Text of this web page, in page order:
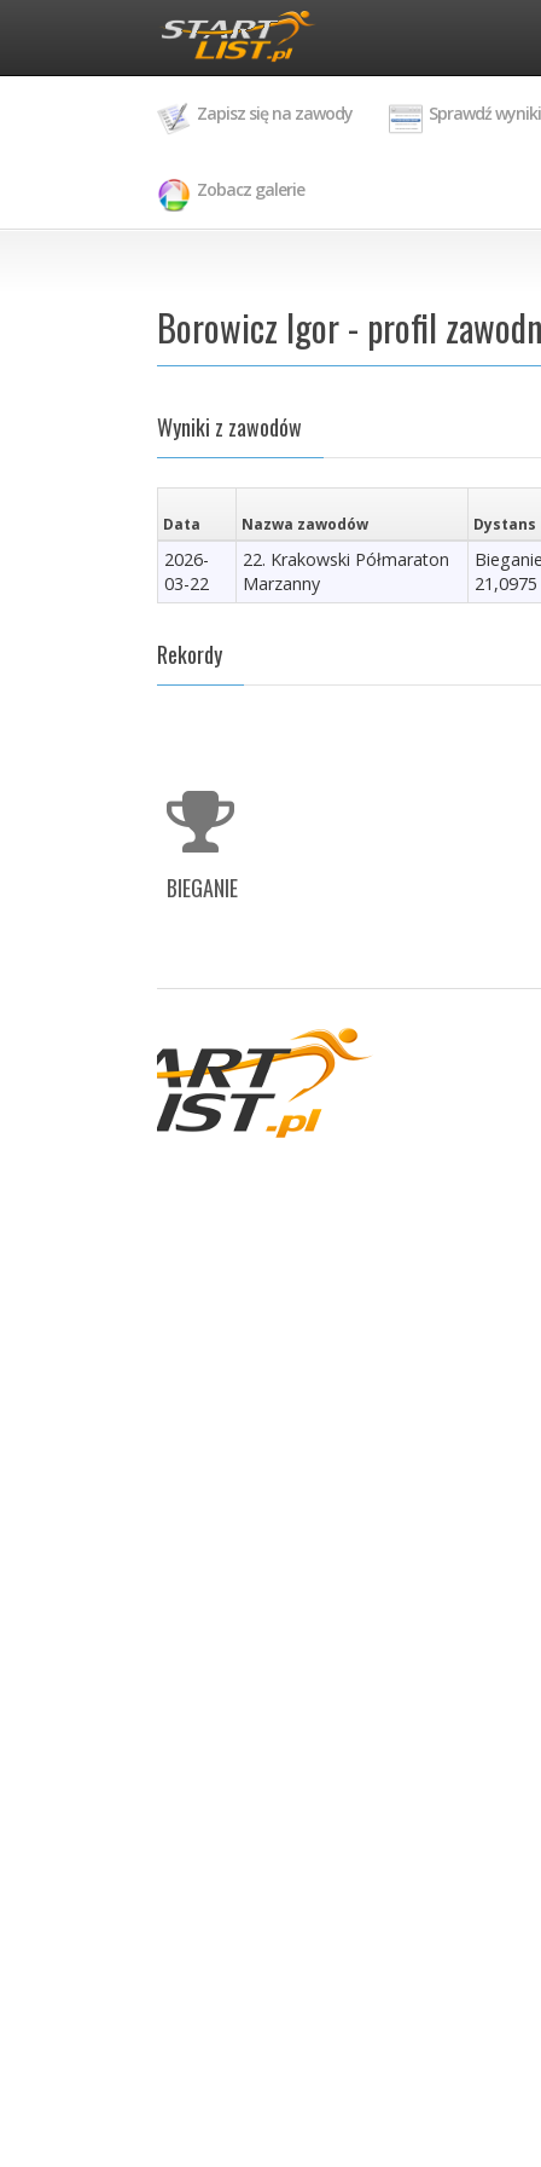
Zapisz się na zawody Sprawdź wyniki
Zobacz galerie
Borowicz Igor - profil
Wyniki z zawodów
Data Nazwa zawodów Dystans
2026-
03-22
22. Krakowski Półmaraton
Marzanny
Rekordy
BIEGANIE